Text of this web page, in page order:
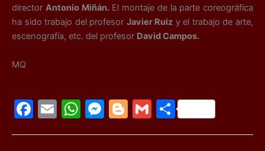
director Antonio Miñán.El montaje de la parte coreográfica
ha sido trabajo del profesor Javier Ruiz y el trabajo de arte,
escenografía, etc. del profesor David Campos.
MQ
F
E
W M Bl G C